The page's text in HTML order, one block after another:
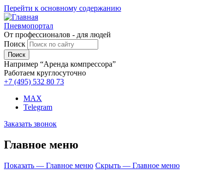
Перейти к основному содержанию
Пневмопортал
От профессионалов - для людей
Поиск
Например “Аренда компрессора”
Работаем круглосуточно
+7 (495) 532 80 73
MAX
Telegram
Заказать звонок
Главное меню
Показать — Главное меню Скрыть — Главное меню